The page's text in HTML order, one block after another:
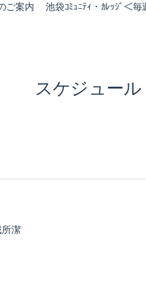
ご案内 池袋ｺﾐｭﾆﾃｨ・ｶﾚｯｼﾞ＜
スケジュール
潔